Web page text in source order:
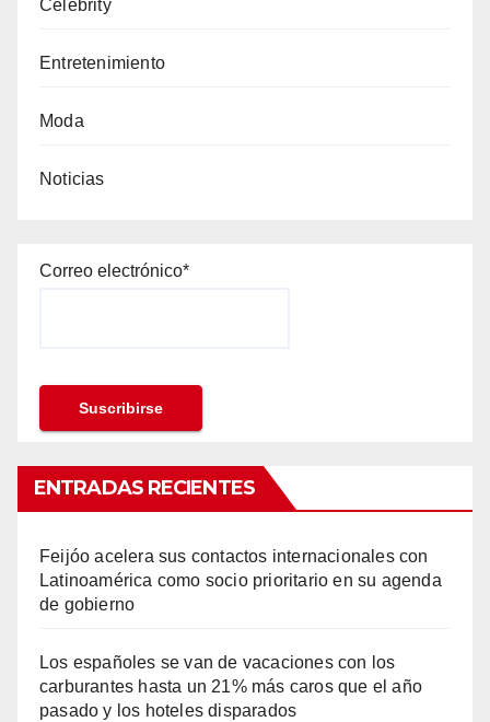
Celebrity
Entretenimiento
Moda
Noticias
Correo electrónico*
ENTRADAS RECIENTES
Feijóo acelera sus contactos internacionales con
Latinoamérica como socio prioritario en su agenda
de gobierno
Los españoles se van de vacaciones con los
carburantes hasta un 21% más caros que el año
pasado y los hoteles disparados